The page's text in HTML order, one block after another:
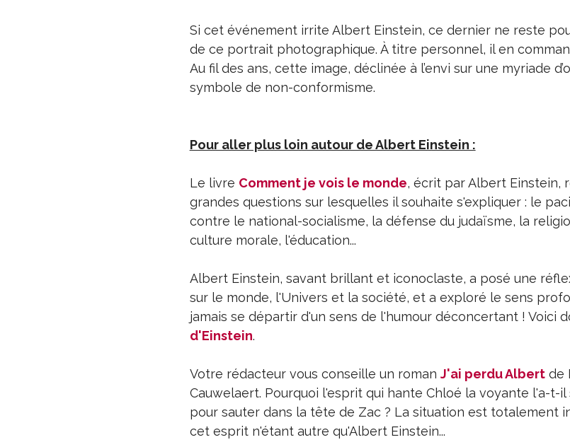
Si cet événement irrite Albert Einstein, ce dernier ne reste
de ce portrait photographique. À titre personnel, il en
Au fil des ans, cette image, déclinée à l’envi sur une myriade
symbole de non-conformisme.
Pour aller plus loin autour de Albert Einstein :
Le livre Comment je vois le monde, écrit par Albert Einstein,
grandes questions sur lesquelles il souhaite s'expliquer : le
contre le national-socialisme, la défense du judaïsme, la
culture morale, l'éducation...
Albert Einstein, savant brillant et iconoclaste, a posé une
sur le monde, l'Univers et la société, et a exploré le sens
jamais se départir d'un sens de l'humour déconcertant ! Voici
d'Einstein.
Votre rédacteur vous conseille un roman J'ai perdu Albertde
Cauwelaert. Pourquoi l'esprit qui hante Chloé la voyante l'a-t-
pour sauter dans la tête de Zac ? La situation est totalement
cet esprit n'étant autre qu'Albert Einstein...